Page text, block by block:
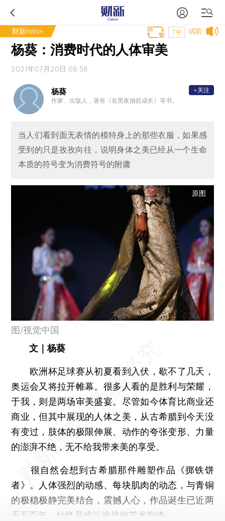
财新mini+ 试听
T中
杨葵：消费时代的人体审美
2021年07月20日 08:58
杨葵
作家、出版人，著有《在黑夜抽筋成长》等书。
+关注
当人们看到面无表情的模特身上的那些衣服，如果感
受到的只是孜孜向往，说明身体之美已经从一个生命
本质的符号变为消费符号的附庸
原图
图/视觉中国
文｜杨葵
欧洲杯足球赛从初夏看到入伏，歇不了几天，
奥运会又将拉开帷幕。很多人看的是胜利与荣耀，
于我，则是两场审美盛宴。尽管如今体育比商业还
商业，但其中展现的人体之美，从古希腊到今天没
有变过，肢体的极限伸展、动作的夸张变形、力量
的澎湃不绝，无不给我带来美的享受。
很自然会想到古希腊那件雕塑作品《掷铁饼
者》。人体强烈的动感、每块肌肉的动态，与青铜
的极稳极静完美结合，震撼人心，作品诞生已近两
千五百年，始终是难以逾越的艺术巅峰。